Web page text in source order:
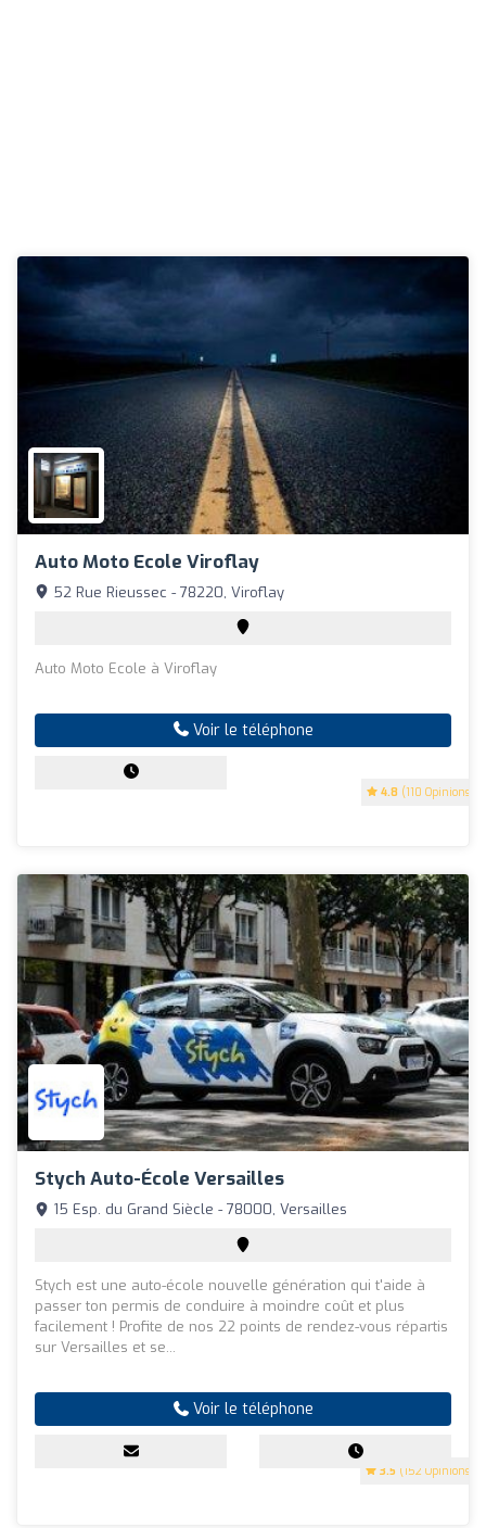
Auto Moto Ecole Viroflay
4.8 (110 Opinions)
52 Rue Rieussec - 78220, Viroflay
Auto Moto Ecole à Viroflay
Voir le téléphone
Stych Auto-École Versailles
3.5 (152 Opinions)
15 Esp. du Grand Siècle - 78000, Versailles
Stych est une auto-école nouvelle génération qui t'aide à
passer ton permis de conduire à moindre coût et plus
facilement ! Profite de nos 22 points de rendez-vous répartis
sur Versailles et se...
Voir le téléphone